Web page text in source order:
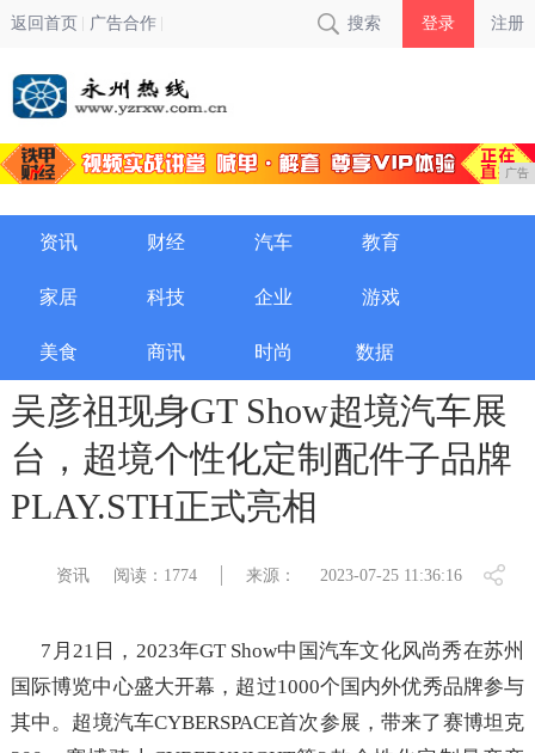
返回首页 广告合作 搜索 登录 注册
广告
资讯 财经 汽车 教育
家居 科技 企业 游戏
美食 商讯 时尚 数据
吴彦祖现身GT Show超境汽车展
台，超境个性化定制配件子品牌
PLAY.STH正式亮相
资讯 阅读：1774 来源： 2023-07-25 11:36:16
7月21日，2023年GT Show中国汽车文化风尚秀在苏州
国际博览中心盛大开幕，超过1000个国内外优秀品牌参与
其中。超境汽车CYBERSPACE首次参展，带来了赛博坦克